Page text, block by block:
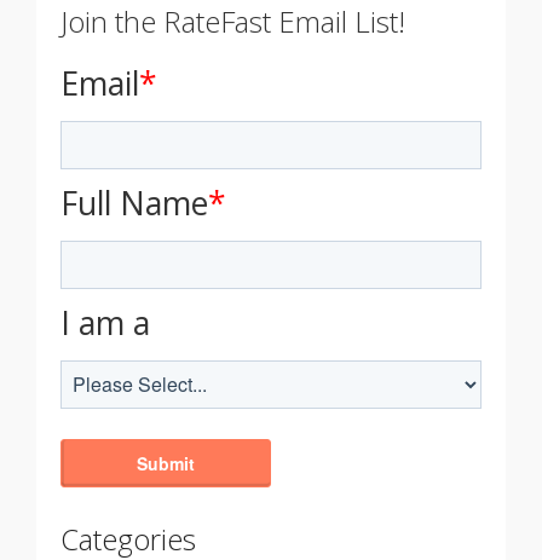
Join the RateFast Email List!
Email*
Full Name*
I am a
Categories